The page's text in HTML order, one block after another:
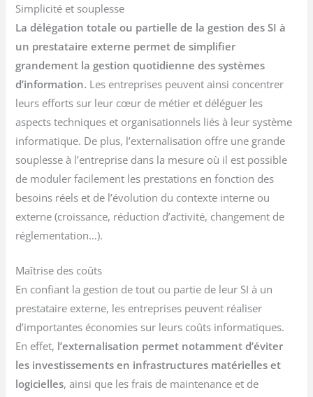
Simplicité et souplesse
La délégation totale ou partielle de la gestion des SI à
un prestataire externe permet de simplifier
grandement la gestion quotidienne des systèmes
d’information. Les entreprises peuvent ainsi concentrer
leurs efforts sur leur cœur de métier et déléguer les
aspects techniques et organisationnels liés à leur système
informatique. De plus, l’externalisation offre une grande
souplesse à l’entreprise dans la mesure où il est possible
de moduler facilement les prestations en fonction des
besoins réels et de l’évolution du contexte interne ou
externe (croissance, réduction d’activité, changement de
réglementation…).
Maîtrise des coûts
En confiant la gestion de tout ou partie de leur SI à un
prestataire externe, les entreprises peuvent réaliser
d’importantes économies sur leurs coûts informatiques.
En effet, l’externalisation permet notamment d’éviter
les investissements en infrastructures matérielles et
logicielles, ainsi que les frais de maintenance et de